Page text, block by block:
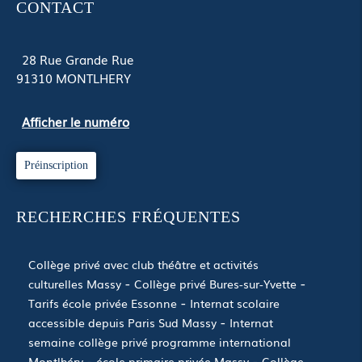
CONTACT
28 Rue Grande Rue
91310 MONTLHERY
Afficher le numéro
Préinscription
RECHERCHES FRÉQUENTES
Collège privé avec club théâtre et activités
culturelles Massy
Collège privé Bures-sur-Yvette
Tarifs école privée Essonne
Internat scolaire
accessible depuis Paris Sud Massy
Internat
semaine collège privé programme international